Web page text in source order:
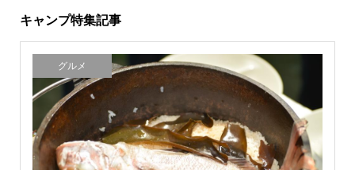
キャンプ特集記事
グルメ